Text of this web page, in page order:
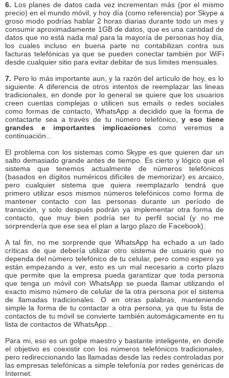
6. Los planes de datos cada vez incrementan más (por el mismo
precio) en el mundo móvil, y hoy día (como referencia) por Skype a
groso modo podrías hablar 2 horas diarias durante todo un mes y
consumir aproximadamente 1GB de datos, que es una cantidad de
datos que no está nada mal para la mayoría de personas hoy día,
los cuales incluso en buena parte no contabilizan contra sus
facturas telefónicas ya que se pueden conectar también por WiFi
desde cualquier sitio para evitar debitar de sus límites mensuales.
7. Pero lo más importante aun, y la razón del artículo de hoy, es lo
siguiente: A diferencia de otros intentos de reemplazar las lineas
tradicionales, en donde por lo general se quiere que los usuarios
creen cuentas complejas o utilicen sus emails o redes sociales
como formas de contacto, WhatsApp a decidido que la forma de
contactarte sea a través de tu número telefónico,y eso tiene
grandes e importantes implicaciones como veremos a
continuación...
El problema con los sistemas como Skype es que quieren dar un
salto demasiado grande antes de tiempo. Es cierto y lógico que el
sistema que tenemos actualmente de números telefónicos
(basados en dígitos numéricos difíciles de memorizar) es arcaico,
pero cualquier sistema que quiera reemplazarlo tendrá que
primero utilizar esos mismos números telefónicos como forma de
mantener contacto con las personas durante un período de
transición, y solo después podrán ya implementar otra forma de
contacto, que muy bien podría ser tu perfil social (y no me
sorprendería que ese sea el plan a largo plazo de Facebook).
A tal fin, no me sorprende que WhatsApp ha echado a un lado
críticas de que debería utilizar otro sistema de usuario que no
dependa del número telefónico de tu celular, pero como espero ya
están empezando a ver, esto es un mal necesario a corto plazo
que permite que la empresa pueda garantizar que toda persona
que tenga un móvil con WhatsApp se pueda llamar utilizando el
exacto mismo número de celular de la otra persona por el sistema
de llamadas tradicionales. O en otras palabras, manteniendo
simple la forma de tu contactar a otra persona, ya que tu lista de
contactos de tu móvil se convierte también automágicamente en tu
lista de contactos de WhatsApp...
Para mi, eso es un golpe maestro y bastante inteligente, en donde
el objetivo es coexistir con los números telefónicos tradicionales,
pero redireccionando las llamadas desde las redes controladas por
las empresas telefónicas a simple telefonía por redes genéricas de
Internet.